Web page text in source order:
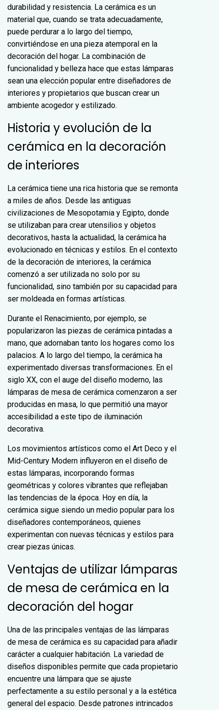
durabilidad y resistencia. La cerámica es un
material que, cuando se trata adecuadamente,
puede perdurar a lo largo del tiempo,
convirtiéndose en una pieza atemporal en la
decoración del hogar. La combinación de
funcionalidad y belleza hace que estas lámparas
sean una elección popular entre diseñadores de
interiores y propietarios que buscan crear un
ambiente acogedor y estilizado.
Historia y evolución de la
cerámica en la decoración
de interiores
La cerámica tiene una rica historia que se remonta
a miles de años. Desde las antiguas
civilizaciones de Mesopotamia y Egipto, donde
se utilizaban para crear utensilios y objetos
decorativos, hasta la actualidad, la cerámica ha
evolucionado en técnicas y estilos. En el contexto
de la decoración de interiores, la cerámica
comenzó a ser utilizada no solo por su
funcionalidad, sino también por su capacidad para
ser moldeada en formas artísticas.
Durante el Renacimiento, por ejemplo, se
popularizaron las piezas de cerámica pintadas a
mano, que adornaban tanto los hogares como los
palacios. A lo largo del tiempo, la cerámica ha
experimentado diversas transformaciones. En el
siglo XX, con el auge del diseño moderno, las
lámparas de mesa de cerámica comenzaron a ser
producidas en masa, lo que permitió una mayor
accesibilidad a este tipo de iluminación
decorativa.
Los movimientos artísticos como el Art Deco y el
Mid-Century Modern influyeron en el diseño de
estas lámparas, incorporando formas
geométricas y colores vibrantes que reflejaban
las tendencias de la época. Hoy en día, la
cerámica sigue siendo un medio popular para los
diseñadores contemporáneos, quienes
experimentan con nuevas técnicas y estilos para
crear piezas únicas.
Ventajas de utilizar lámparas
de mesa de cerámica en la
decoración del hogar
Una de las principales ventajas de las lámparas
de mesa de cerámica es su capacidad para añadir
carácter a cualquier habitación. La variedad de
diseños disponibles permite que cada propietario
encuentre una lámpara que se ajuste
perfectamente a su estilo personal y a la estética
general del espacio. Desde patrones intrincados